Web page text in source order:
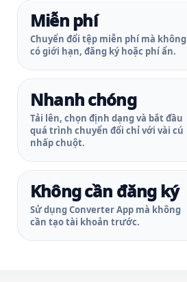
Miễn phí
Chuyển đổi tệp miễn phí mà không
có giới hạn, đăng ký hoặc phí ẩn.
Nhanh chóng
Tải lên, chọn định dạng và bắt đầu
quá trình chuyển đổi chỉ với vài cú
nhấp chuột.
Không cần đăng ký
Sử dụng Converter App mà không
cần tạo tài khoản trước.